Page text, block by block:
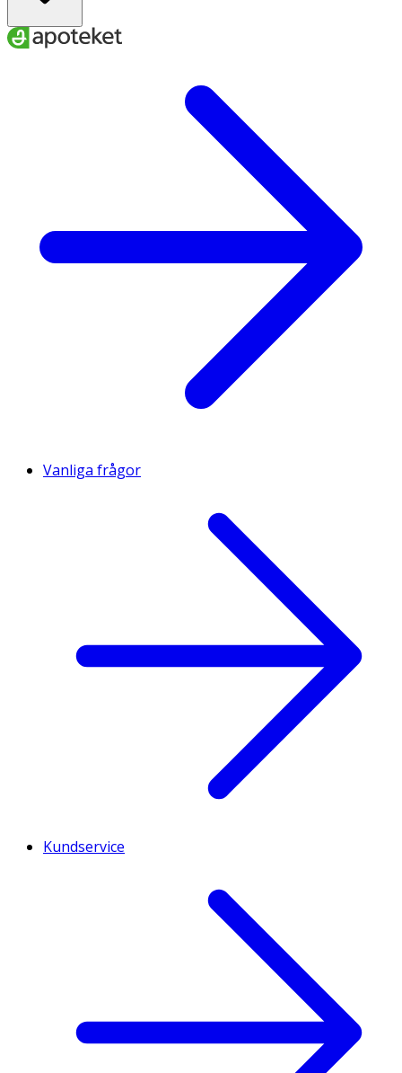
Vanliga frågor
Kundservice